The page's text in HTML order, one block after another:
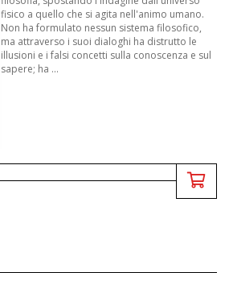
fisico a quello che si agita nell'animo umano.
Non ha formulato nessun sistema filosofico,
ma attraverso i suoi dialoghi ha distrutto le
illusioni e i falsi concetti sulla conoscenza e sul
sapere; ha ...